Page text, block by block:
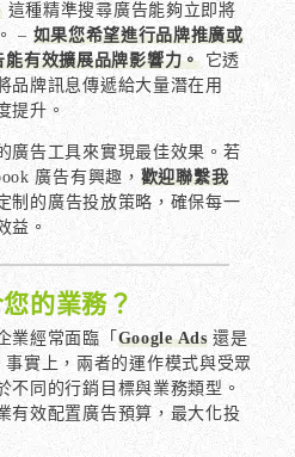
這種精準搜尋廣告能夠立即將
– 如果您希望進行品牌推廣或
有效擴展品牌影響力。它透
品牌訊息傳遞給大量潛在用
提升。
廣告工具來實現最佳效果。若
廣告有興趣， 歡迎聯繫我
制的廣告投放策略，確保每一
益。
的業務？
業經常面臨「 Google Ads還是
事實上，兩者的運作模式與受眾
不同的行銷目標與業務類型。
有效配置廣告預算，最大化投